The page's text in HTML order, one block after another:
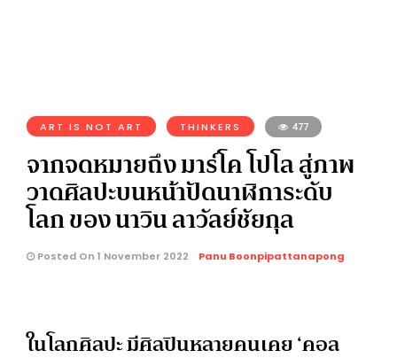
ART IS NOT ART THINKERS 477
จากจดหมายถึง มาร์โค โปโล สู่ภาพ
วาดศิลปะบนหน้าปัดนาฬิการะดับ
โลก ของ นาวิน ลาวัลย์ชัยกุล
Posted On 1 November 2022 Panu Boonpipattanapong
ในโลกศิลปะ มีศิลปินหลายคนเคย ‘คอล